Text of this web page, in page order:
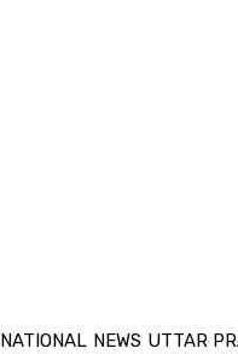
NATIONAL NEWS UTTAR